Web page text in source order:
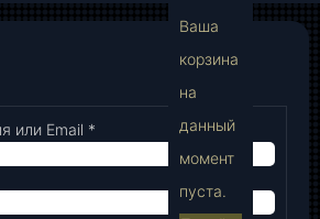
Ваша
корзина
на
данный
момент
пуста.
или Email * Обязательно